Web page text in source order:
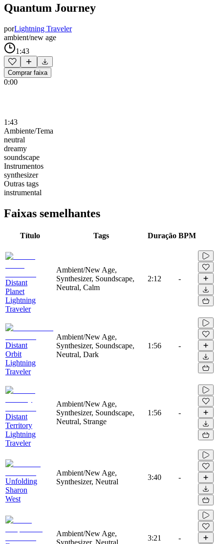
Quantum Journey
porLightning Traveler
ambient/new age
1:43
Comprar faixa
0:00
1:43
Ambiente/Tema
neutral
dreamy
soundscape
Instrumentos
synthesizer
Outras tags
instrumental
Faixas semelhantes
Título Tags Duração BPM
Distant
Planet
Lightning
Traveler
Ambient/New Age,
Synthesizer, Soundscape,
Neutral, Calm
2:12 -
Distant
Orbit
Lightning
Traveler
Ambient/New Age,
Synthesizer, Soundscape,
Neutral, Dark
1:56 -
Distant
Territory
Lightning
Traveler
Ambient/New Age,
Synthesizer, Soundscape,
Neutral, Strange
1:56 -
Unfolding
Sharon
West
Ambient/New Age,
Synthesizer, Neutral
3:40 -
Ambient/New Age,
Synthesizer, Neutral
3:21 -